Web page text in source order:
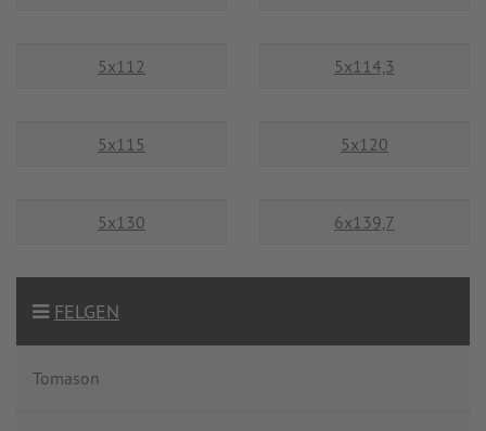
5x112 5x114,3
5x115 5x120
5x130 6x139,7
FELGEN
Tomason